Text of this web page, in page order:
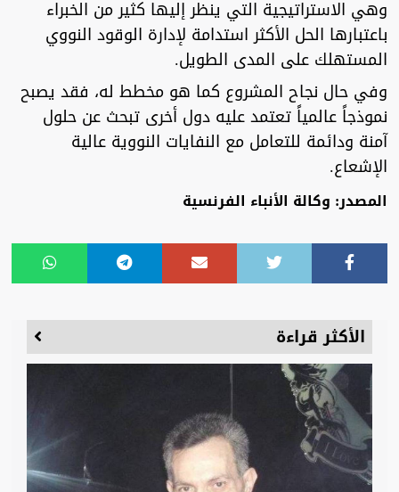
وهي الاستراتيجية التي ينظر إليها كثير من الخبراء
باعتبارها الحل الأكثر استدامة لإدارة الوقود النووي
المستهلك على المدى الطويل.
وفي حال نجاح المشروع كما هو مخطط له، فقد يصبح
نموذجاً عالمياً تعتمد عليه دول أخرى تبحث عن حلول
آمنة ودائمة للتعامل مع النفايات النووية عالية
الإشعاع.
المصدر: وكالة الأنباء الفرنسية
الأكثر قراءة